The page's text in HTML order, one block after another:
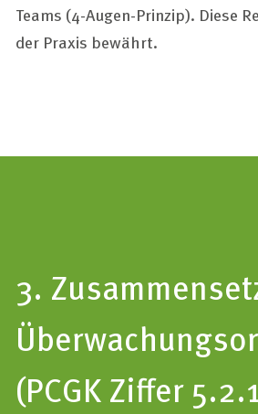
Teams (4-Augen-Prinzip). Diese
der Praxis bewährt.
3.
(PCGK Ziffer